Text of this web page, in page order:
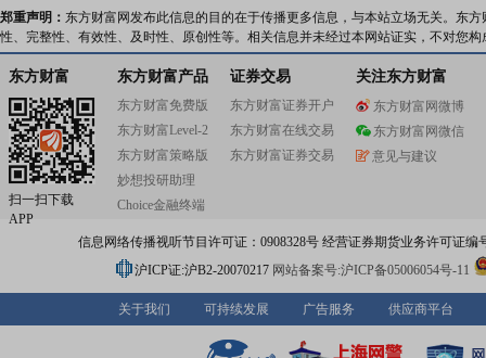
郑重声明： 东方财富网发布此信息的目的在于传播更多信息，与本站立场无关。东
性、完整性、有效性、及时性、原创性等。相关信息并未经过本网站证实，不对您
东方财富
扫一扫下载
APP
东方财富产品
东方财富免费版
东方财富Level-2
东方财富策略版
妙想投研助理
Choice金融终端
证券交易
东方财富证券开户
东方财富在线交易
东方财富证券交易
关注东方财富
东方财富网微博
东方财富网微信
意见与建议
信息网络传播视听节目许可证：0908328号 经营证券期货业务许可证编
沪ICP证:沪B2-20070217 网站备案号:沪ICP备05006054号-11
关于我们 可持续发展 广告服务 供应商平台